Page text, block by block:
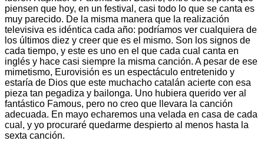
piensen que hoy, en un festival, casi todo lo que se canta es
muy parecido. De la misma manera que la realización
televisiva es idéntica cada año: podríamos ver cualquiera de
los últimos diez y creer que es el mismo. Son los signos de
cada tiempo, y este es uno en el que cada cual canta en
inglés y hace casi siempre la misma canción. A pesar de ese
mimetismo, Eurovisión es un espectáculo entretenido y
estaría de Dios que este muchacho catalán acierte con esa
pieza tan pegadiza y bailonga. Uno hubiera querido ver al
fantástico Famous, pero no creo que llevara la canción
adecuada. En mayo echaremos una velada en casa de cada
cual, y yo procuraré quedarme despierto al menos hasta la
sexta canción.